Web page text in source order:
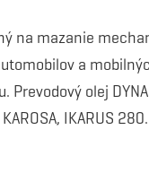
na mazanie
a
olej
IKARUS 280.